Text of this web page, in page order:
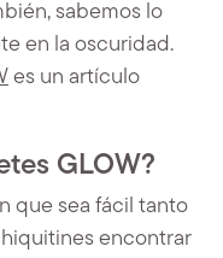
sabemos lo
en la oscuridad.
es un artículo
GLOW?
que sea fácil tanto
encontrar